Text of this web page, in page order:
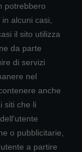
potrebbero
alcuni casi,
il sito utilizza
da parte
di servizi
nel
anche
siti che li
o pubblicitarie,
a partire